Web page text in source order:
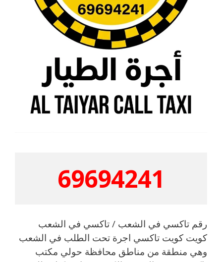
69694241
رقم تاكسي في الشعب / تاكسي في الشعب
كويت كويت تاكسي اجرة تحت الطلب في الشعب
وهي منطقة من مناطق محافظة حولي مكتب